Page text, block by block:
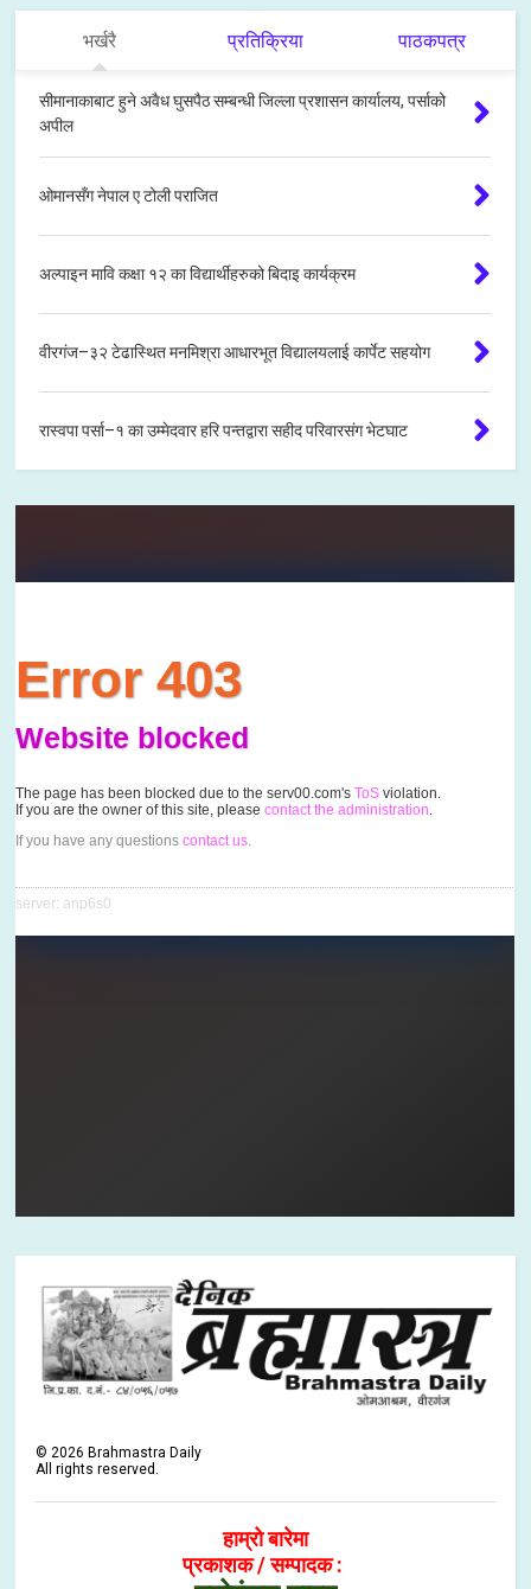
भर्खरै प्रतिक्रिया पाठकपत्र
सीमानाकाबाट हुने अवैध घुसपैठ सम्बन्धी जिल्ला प्रशासन कार्यालय, पर्साको
अपील
ओमानसँग नेपाल ए टोली पराजित
अल्पाइन मावि कक्षा १२ का विद्यार्थीहरुको बिदाइ कार्यक्रम
वीरगंज–३२ टेढास्थित मनमिश्रा आधारभूत विद्यालयलाई कार्पेट सहयोग
रास्वपा पर्सा–१ का उम्मेदवार हरि पन्तद्वारा सहीद परिवारसंग भेटघाट
© 2026 Brahmastra Daily
All rights reserved.
हाम्रो बारेमा
प्रकाशक / सम्पादक :